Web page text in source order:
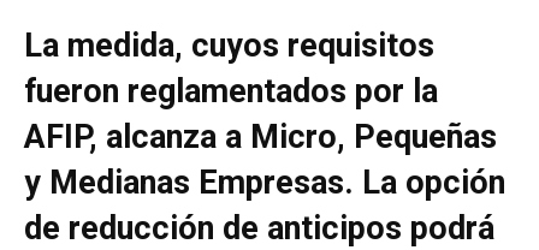
La medida, cuyos requisitos
fueron reglamentados por la
AFIP, alcanza a Micro, Pequeñas
y Medianas Empresas. La opción
de reducción de anticipos podrá